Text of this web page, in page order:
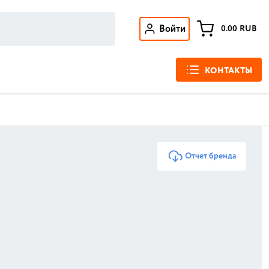
Войти 0.00 RUB
КОНТАКТЫ
Отчет бренда